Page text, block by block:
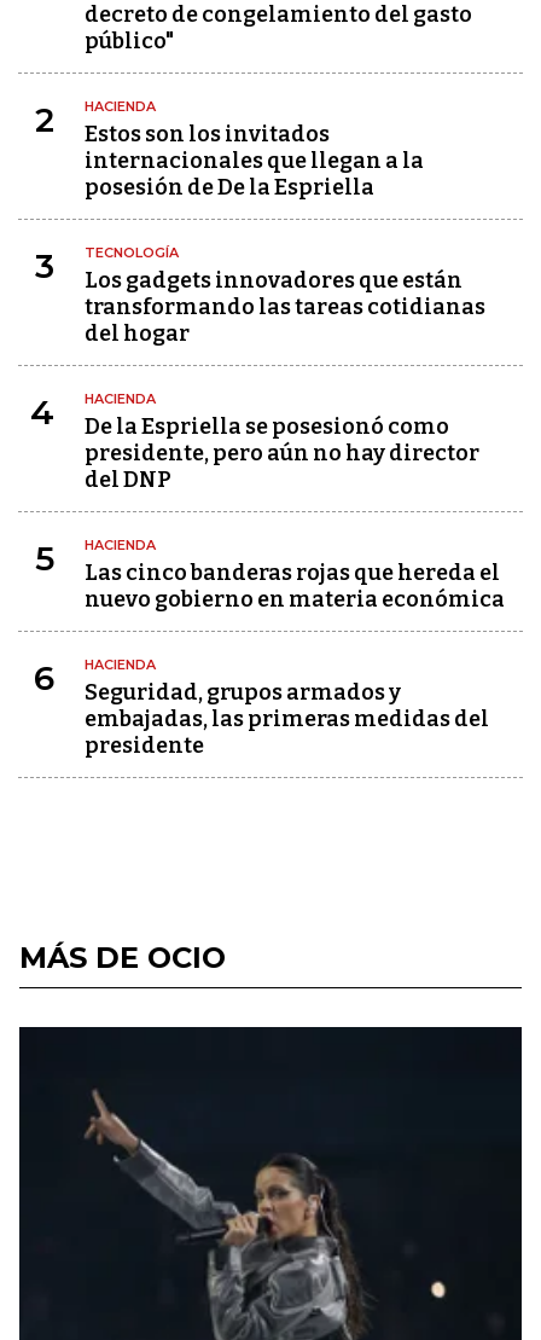
decreto de congelamiento del gasto
público"
2 HACIENDA
Estos son los invitados
internacionales que llegan a la
posesión de De la Espriella
3 TECNOLOGÍA
Los gadgets innovadores que están
transformando las tareas cotidianas
del hogar
4 HACIENDA
De la Espriella se posesionó como
presidente, pero aún no hay director
del DNP
5 HACIENDA
Las cinco banderas rojas que hereda el
nuevo gobierno en materia económica
6 HACIENDA
Seguridad, grupos armados y
embajadas, las primeras medidas del
presidente
MÁS DE OCIO